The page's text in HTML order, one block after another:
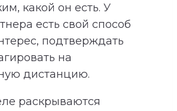
какой он есть. У
есть свой способ
подтверждать
на
дистанцию.
раскрываются